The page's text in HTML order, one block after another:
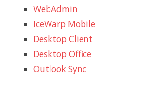
WebAdmin
IceWarp Mobile
Desktop Client
Desktop Office
Outlook Sync